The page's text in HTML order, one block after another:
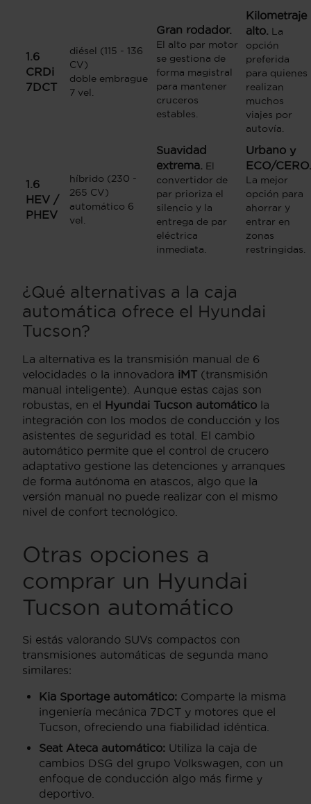
1.6
CRDi
7DCT
diésel (115 - 136
CV)
doble embrague
7 vel.
Gran rodador.
El alto par motor
se gestiona de
forma magistral
para mantener
cruceros
estables.
Kilometraje
alto. La
opción
preferida
para quienes
realizan
muchos
viajes por
autovía.
1.6
HEV /
PHEV
híbrido (230 -
265 CV)
automático 6
vel.
Suavidad
extrema. El
convertidor de
par prioriza el
silencio y la
entrega de par
eléctrica
inmediata.
Urbano y
ECO/CERO.
La mejor
opción para
ahorrar y
entrar en
zonas
restringidas.
¿Qué alternativas a la caja
automática ofrece el Hyundai
Tucson?
La alternativa es la transmisión manual de 6
velocidades o la innovadora iMT (transmisión
manual inteligente). Aunque estas cajas son
robustas, en el Hyundai Tucson automático la
integración con los modos de conducción y los
asistentes de seguridad es total. El cambio
automático permite que el control de crucero
adaptativo gestione las detenciones y arranques
de forma autónoma en atascos, algo que la
versión manual no puede realizar con el mismo
nivel de confort tecnológico.
Otras opciones a
comprar un Hyundai
Tucson automático
Si estás valorando SUVs compactos con
transmisiones automáticas de segunda mano
similares:
Kia Sportage automático: Comparte la misma
ingeniería mecánica 7DCT y motores que el
Tucson, ofreciendo una fiabilidad idéntica.
Seat Ateca automático: Utiliza la caja de
cambios DSG del grupo Volkswagen, con un
enfoque de conducción algo más firme y
deportivo.